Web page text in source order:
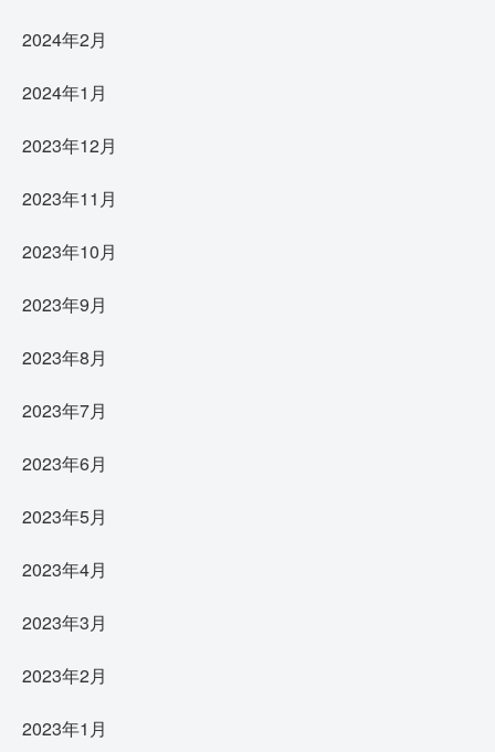
2024年2月
2024年1月
2023年12月
2023年11月
2023年10月
2023年9月
2023年8月
2023年7月
2023年6月
2023年5月
2023年4月
2023年3月
2023年2月
2023年1月